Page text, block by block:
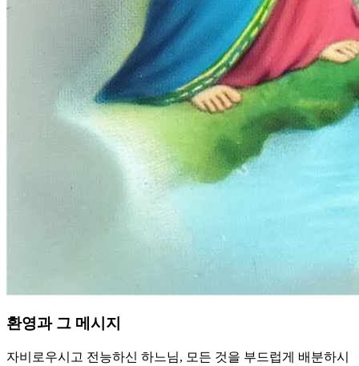
환영과 그 메시지
자비로우시고 전능하신 하느님, 모든 것을 부드럽게 배분하시